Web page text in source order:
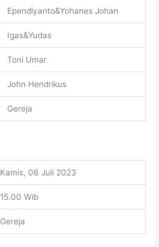
Ependiyanto&Yohanes Johan
Igas&Yudas
Toni Umar
John Hendrikus
Gereja
Kamis, 06 Juli 2023
15.00 Wib
Gereja